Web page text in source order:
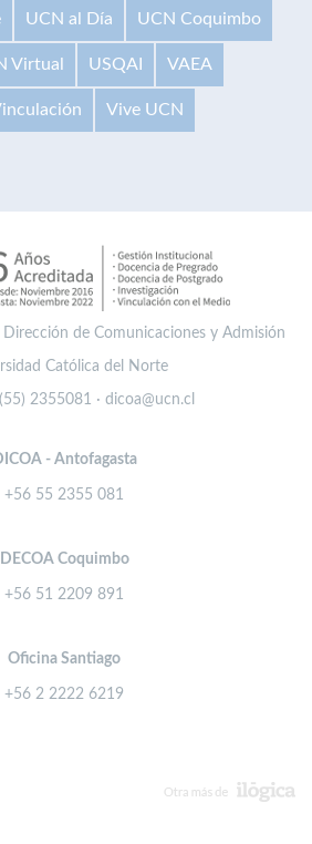
UCN al Día UCN Coquimbo
Virtual USQAI VAEA
Vive UCN
Dirección de Comunicaciones y Admisión
Católica del Norte
2355081 · dicoa@ucn.cl
- Antofagasta
+56 55 2355 081
DECOA Coquimbo
+56 51 2209 891
Oficina Santiago
+56 2 2222 6219